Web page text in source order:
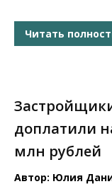
Читать
доплатили
млн рублей
Автор: Юлия